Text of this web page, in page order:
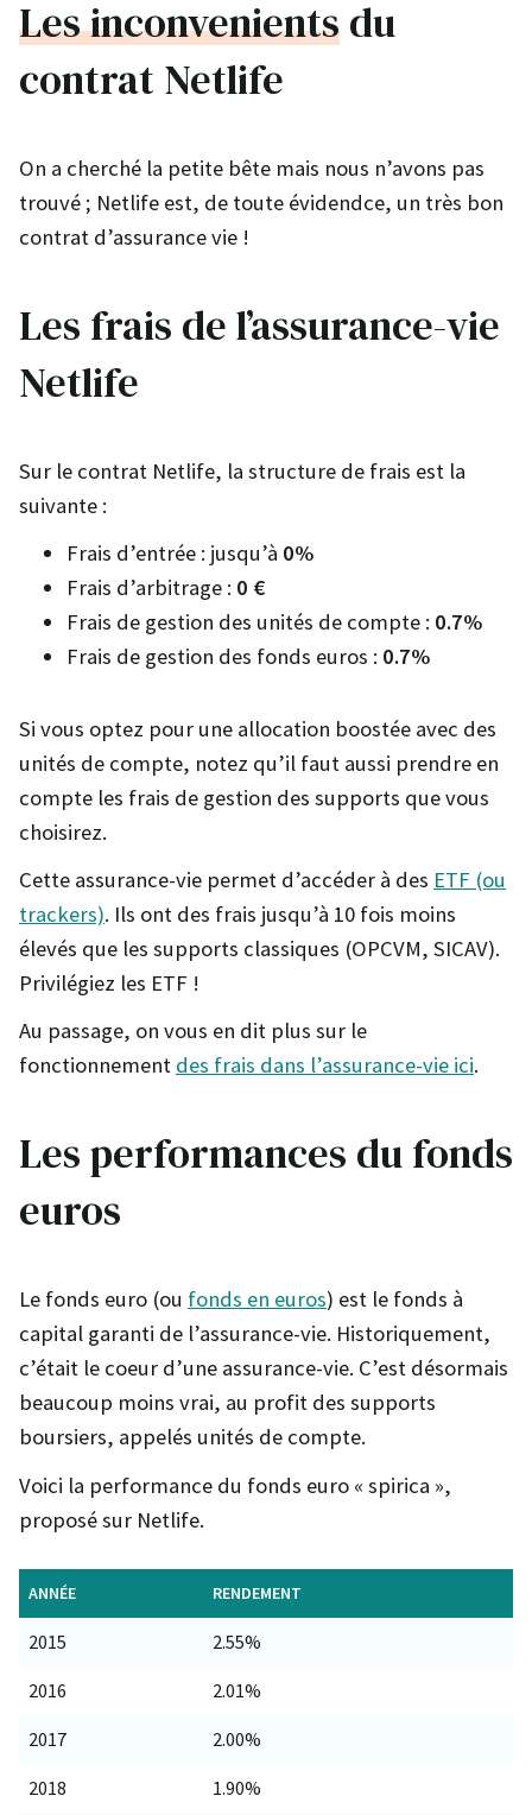
Les inconvenientsdu
contrat Netlife
On a cherché la petite bête mais nous n’avons pas
trouvé ; Netlife est, de toute évidendce, un très bon
contrat d’assurance vie !
Les frais de l’assurance-vie
Netlife
Sur le contrat Netlife, la structure de frais est la
suivante :
Frais d’entrée : jusqu’à 0%
Frais d’arbitrage : 0 €
Frais de gestion des unités de compte : 0.7%
Frais de gestion des fonds euros : 0.7%
Si vous optez pour une allocation boostée avec des
unités de compte, notez qu’il faut aussi prendre en
compte les frais de gestion des supports que vous
choisirez.
Cette assurance-vie permet d’accéder à des ETF (ou
trackers). Ils ont des frais jusqu’à 10 fois moins
élevés que les supports classiques (OPCVM, SICAV).
Privilégiez les ETF !
Au passage, on vous en dit plus sur le
fonctionnement des frais dans l’assurance-vie ici.
Les performances du fonds
euros
Le fonds euro (ou fonds en euros) est le fonds à
capital garanti de l’assurance-vie. Historiquement,
c’était le coeur d’une assurance-vie. C’est désormais
beaucoup moins vrai, au profit des supports
boursiers, appelés unités de compte.
Voici la performance du fonds euro « spirica »,
proposé sur Netlife.
ANNÉE RENDEMENT
2015 2.55%
2016 2.01%
2017 2.00%
2018 1.90%